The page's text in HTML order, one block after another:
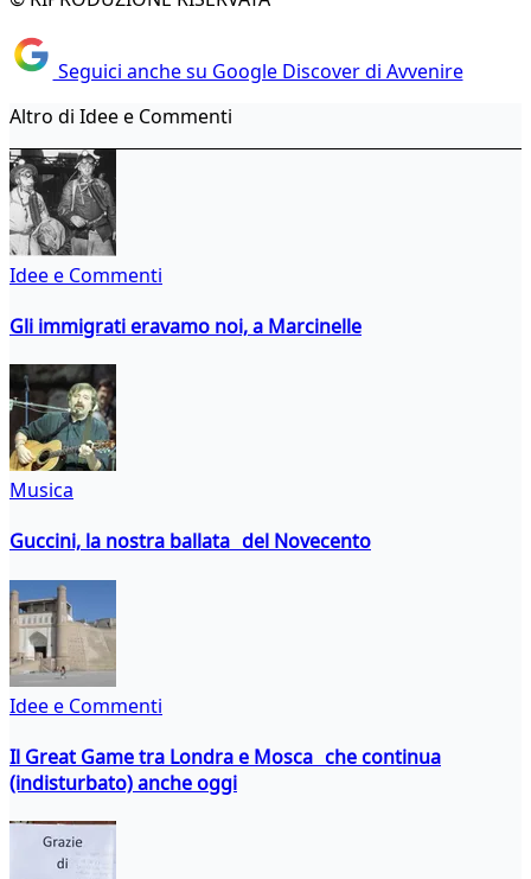
Seguici anche su Google Discover di Avvenire
Altro di Idee e Commenti
Idee e Commenti
Gli immigrati eravamo noi, a Marcinelle
Musica
Guccini, la nostra ballata del Novecento
Idee e Commenti
Il Great Game tra Londra e Mosca che continua
(indisturbato) anche oggi